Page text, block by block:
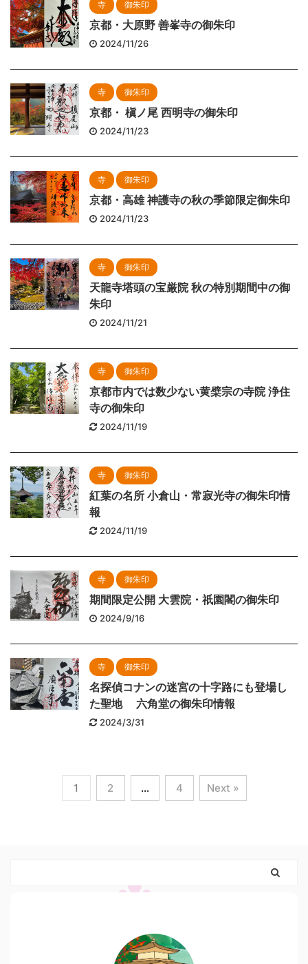
寺 御朱印
京都・大原野 善峯寺の御朱印
2024/11/26
寺 御朱印
京都・ 槇ノ尾 西明寺の御朱印
2024/11/23
寺 御朱印
京都・高雄 神護寺の秋の季節限定御朱印
2024/11/23
寺 御朱印
天龍寺塔頭の宝厳院 秋の特別期間中の御
朱印
2024/11/21
寺 御朱印
京都市内では数少ない黄檗宗の寺院 浄住
寺の御朱印
2024/11/19
寺 御朱印
紅葉の名所 小倉山・常寂光寺の御朱印情
報
2024/11/19
寺 御朱印
期間限定公開 大雲院・祇園閣の御朱印
2024/9/16
寺 御朱印
名探偵コナンの迷宮の十字路にも登場し
た聖地 六角堂の御朱印情報
2024/3/31
1 2 … 4 Next »